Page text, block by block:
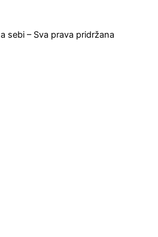
sebi – Sva prava pridržana